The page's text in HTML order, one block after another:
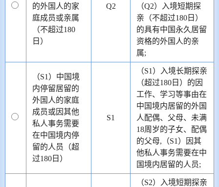
的外国人的家
庭成员或亲属
（不超过180
日）
Q2
（Q2）入境短期探
亲（不超过180日）
的具有中国永久居留
资格的外国人的亲
属;
（S1）中国境
内停留居留的
外国人的家庭
成员或因其他
私人事务需要
在中国境内停
留的人员（超
过180日）
S1
（S1）入境长期探亲
（超过180日）的因
工作、学习等事由在
中国境内居留的外国
人配偶、父母、未满
18周岁的子女、配偶
的父母,（S1）因其
他私人事务需要在中
国境内居留的人员;
（S2）入境短期探亲